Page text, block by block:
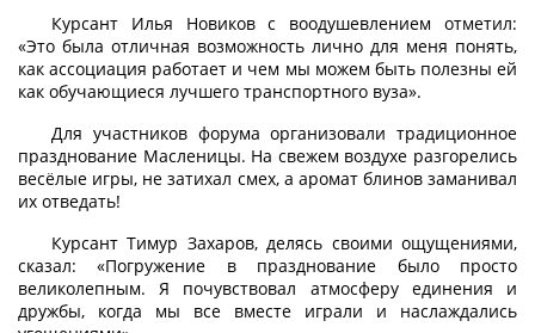
Курсант Илья Новиков с воодушевлением отметил:
«Это была отличная возможность лично для меня понять,
как ассоциация работает и чем мы можем быть полезны ей
как обучающиеся лучшего транспортного вуза».
Для участников форума организовали традиционное
празднование Масленицы. На свежем воздухе разгорелись
весёлые игры, не затихал смех, а аромат блинов заманивал
их отведать!
Курсант Тимур Захаров, делясь своими ощущениями,
сказал: «Погружение в празднование было просто
великолепным. Я почувствовал атмосферу единения и
дружбы, когда мы все вместе играли и наслаждались